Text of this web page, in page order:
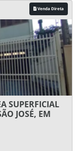
Venda Direta
SUPERFICIAL
JOSÉ, EM